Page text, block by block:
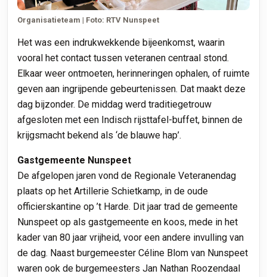
Organisatieteam | Foto: RTV Nunspeet
Het was een indrukwekkende bijeenkomst, waarin
vooral het contact tussen veteranen centraal stond.
Elkaar weer ontmoeten, herinneringen ophalen, of ruimte
geven aan ingrijpende gebeurtenissen. Dat maakt deze
dag bijzonder. De middag werd traditiegetrouw
afgesloten met een Indisch rijsttafel-buffet, binnen de
krijgsmacht bekend als ‘de blauwe hap’.
Gastgemeente Nunspeet
De afgelopen jaren vond de Regionale Veteranendag
plaats op het Artillerie Schietkamp, in de oude
officierskantine op ’t Harde. Dit jaar trad de gemeente
Nunspeet op als gastgemeente en koos, mede in het
kader van 80 jaar vrijheid, voor een andere invulling van
de dag. Naast burgemeester Céline Blom van Nunspeet
waren ook de burgemeesters Jan Nathan Roozendaal